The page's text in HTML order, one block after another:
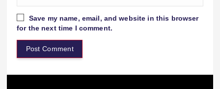
Save my name, email, and website in this browser
for the next time I comment.